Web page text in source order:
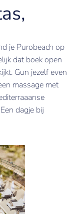
je Purobeach op
dat boek open
Gun jezelf even
massage met
dagje bij